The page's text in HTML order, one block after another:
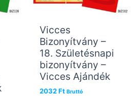
Vicces
Bizonyítvány –
18. Születésnapi
bizonyítvány –
Vicces Ajándék
2032Ft Bruttó